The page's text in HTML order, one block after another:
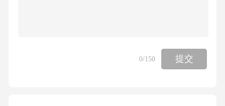
额的%计算。3.若甲方擅自将本协议项下的服务
转委托给第三方，乙方有权解除本协议，并要
0/150 提交